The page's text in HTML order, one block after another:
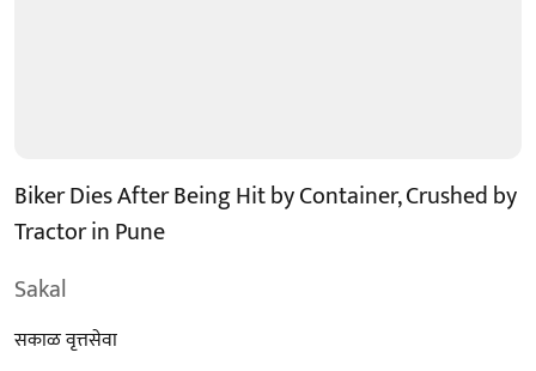
Biker Dies After Being Hit by Container, Crushed by
Tractor in Pune
Sakal
सकाळ वृत्तसेवा